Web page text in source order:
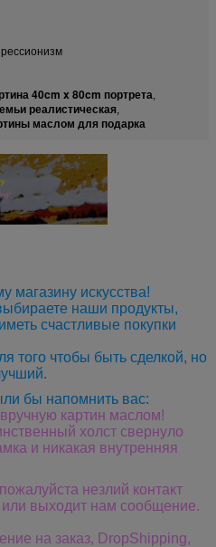
40cm x 80cm портрета,
реалистическая,
маслом для подарка
магазину искусства!
наши продукты,
счастливые покупки
того чтобы быть сделкой, но
бы напомнить вас:
картин маслом!
холст свернуло
и никакая внутренняя
незлий контакт
выходит нам сообщение.
на заказ, DropShipping,